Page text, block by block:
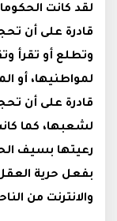
لقد كانت
قادرة على أن
وتطلع أو تقرأ
لمواطنيها، أو
قادرة على أن
لشعبها، كما
رعيتها بسيف
بفعل حرية
والانترنت من